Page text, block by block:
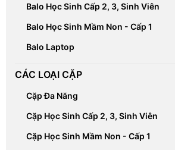
Balo Học Sinh Cấp 2, 3, Sinh Viên
Balo Học Sinh Mầm Non - Cấp 1
Balo Laptop
CÁC LOẠI CẶP
Cặp Đa Năng
Cặp Học Sinh Cấp 2, 3, Sinh Viên
Cặp Học Sinh Mầm Non - Cấp 1